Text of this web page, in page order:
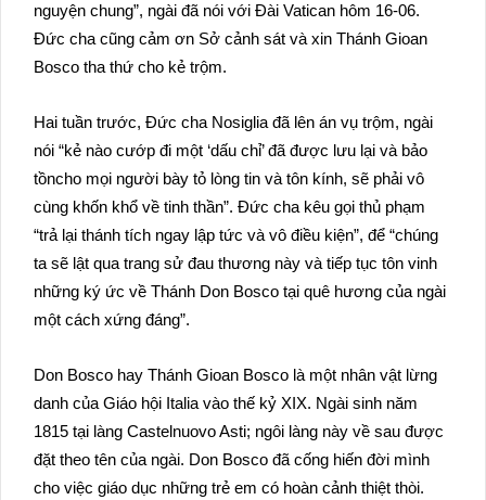
nguyện chung”, ngài đã nói với Đài Vatican hôm 16-06.
Đức cha cũng cảm ơn Sở cảnh sát và xin Thánh Gioan
Bosco tha thứ cho kẻ trộm.
Hai tuần trước, Đức cha Nosiglia đã lên án vụ trộm, ngài
nói “kẻ nào cướp đi một ‘dấu chỉ’ đã được lưu lại và bảo
tồncho mọi người bày tỏ lòng tin và tôn kính, sẽ phải vô
cùng khốn khổ về tinh thần”. Đức cha kêu gọi thủ phạm
“trả lại thánh tích ngay lập tức và vô điều kiện”, để “chúng
ta sẽ lật qua trang sử đau thương này và tiếp tục tôn vinh
những ký ức về Thánh Don Bosco tại quê hương của ngài
một cách xứng đáng”.
Don Bosco hay Thánh Gioan Bosco là một nhân vật lừng
danh của Giáo hội Italia vào thế kỷ XIX. Ngài sinh năm
1815 tại làng Castelnuovo Asti; ngôi làng này về sau được
đặt theo tên của ngài. Don Bosco đã cống hiến đời mình
cho việc giáo dục những trẻ em có hoàn cảnh thiệt thòi.